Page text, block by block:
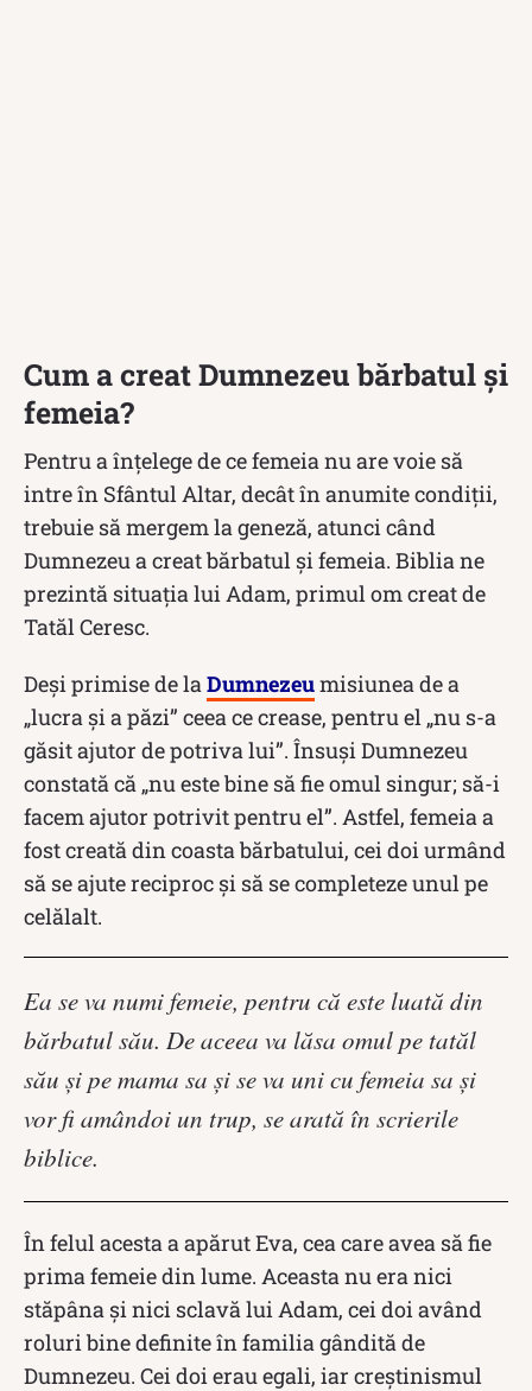
Cum a creat Dumnezeu bărbatul și
femeia?
Pentru a înțelege de ce femeia nu are voie să
intre în Sfântul Altar, decât în anumite condiții,
trebuie să mergem la geneză, atunci când
Dumnezeu a creat bărbatul și femeia. Biblia ne
prezintă situația lui Adam, primul om creat de
Tatăl Ceresc.
Deşi primise de la Dumnezeumisiunea de a
„lucra şi a păzi” ceea ce crease, pentru el „nu s-a
găsit ajutor de potriva lui”. Însuşi Dumnezeu
constată că „nu este bine să fie omul singur; să-i
facem ajutor potrivit pentru el”. Astfel, femeia a
fost creată din coasta bărbatului, cei doi urmând
să se ajute reciproc și să se completeze unul pe
celălalt.
Ea se va numi femeie, pentru că este luată din
bărbatul său. De aceea va lăsa omul pe tatăl
său şi pe mama sa şi se va uni cu femeia sa şi
vor fi amândoi un trup, se arată în scrierile
biblice.
În felul acesta a apărut Eva, cea care avea să fie
prima femeie din lume. Aceasta nu era nici
stăpâna și nici sclavă lui Adam, cei doi având
roluri bine definite în familia gândită de
Dumnezeu. Cei doi erau egali, iar creștinismul